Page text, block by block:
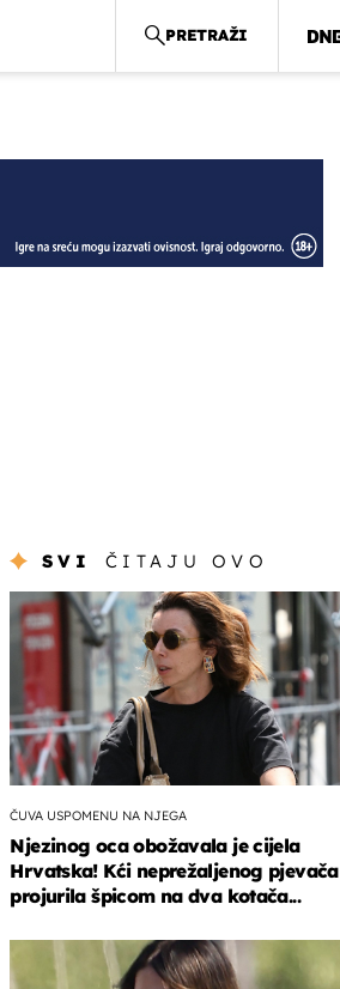
PRETRAŽI
SVI ČITAJU OVO
ČUVA USPOMENU NA NJEGA
Njezinog oca obožavala je cijela
Hrvatska! Kći neprežaljenog pjevača
projurila špicom na dva kotača...